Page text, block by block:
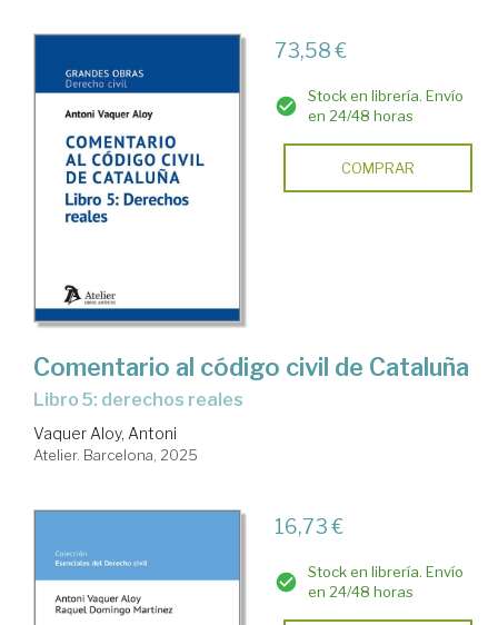
73,58 €
Stock en librería. Envío
en 24/48 horas
COMPRAR
Comentario al código civil de Cataluña
Libro 5: derechos reales
Vaquer Aloy, Antoni
Atelier. Barcelona, 2025
16,73 €
Stock en librería. Envío
en 24/48 horas